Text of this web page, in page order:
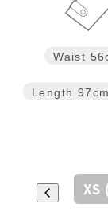
Length 97cm
Waist
XXS (LADYS)